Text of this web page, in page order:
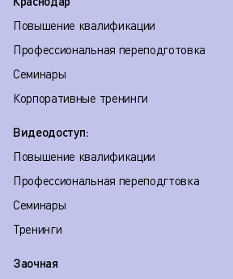
Повышение квалификации
Профессиональная переподготовка
Семинары
Корпоративные тренинги
Видеодоступ:
Повышение квалификации
Профессиональная переподгтовка
Семинары
Тренинги
Заочная